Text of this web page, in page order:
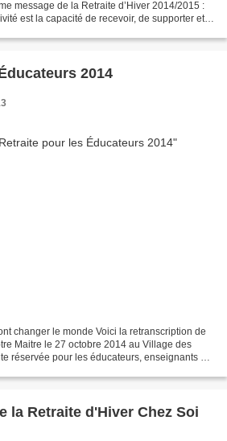
message de la Retraite d’Hiver 2014/2015 :
est la capacité de recevoir, de supporter et
2014
changer le monde Voici la retranscription de
Maitre le 27 octobre 2014 au Village des
réservée pour les éducateurs, enseignants et
la Retraite d'Hiver Chez Soi